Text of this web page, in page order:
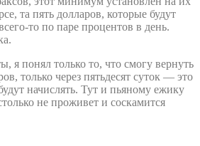
та пять долларов, которые будут
то по паре процентов в день.
я понял только то, что смогу вернуть
только через пятьдесят суток — это
начислять. Тут и пьяному ежику
не проживет и соскамится